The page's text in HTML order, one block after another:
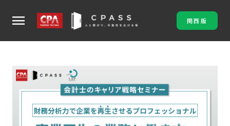
menu 関西版